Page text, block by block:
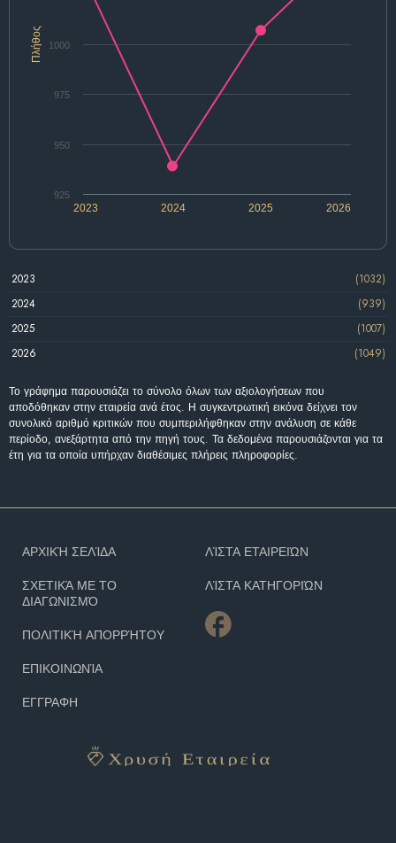
Πλήθος
2024 2026
2023 2025
925
950
975
1000
2023
(1032)
2024
(939)
2025
(1007)
2026
(1049)
Το γράφημα παρουσιάζει το σύνολο όλων των αξιολογήσεων που
αποδόθηκαν στην εταιρεία ανά έτος. Η συγκεντρωτική εικόνα δείχνει τον
συνολικό αριθμό κριτικών που συμπεριλήφθηκαν στην ανάλυση σε κάθε
περίοδο, ανεξάρτητα από την πηγή τους. Τα δεδομένα παρουσιάζονται για τα
έτη για τα οποία υπήρχαν διαθέσιμες πλήρεις πληροφορίες.
ΑΡΧΙΚΉ ΣΕΛΊΔΑ
ΣΧΕΤΙΚΆ ΜΕ ΤΟ
ΔΙΑΓΩΝΙΣΜΌ
ΠΟΛΙΤΙΚΉ ΑΠΟΡΡΉΤΟΥ
ΕΠΙΚΟΙΝΩΝΊΑ
ΕΓΓΡΑΦΗ
ΛΊΣΤΑ ΕΤΑΙΡΕΙΏΝ
ΛΊΣΤΑ ΚΑΤΗΓΟΡΙΏΝ